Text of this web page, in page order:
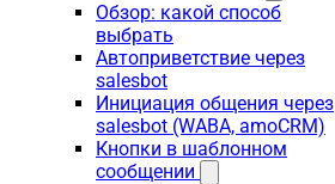
Обзор: какой способ
выбрать
Автоприветствие через
salesbot
Инициация общения через
salesbot (WABA, amoCRM)
Кнопки в шаблонном
сообщении